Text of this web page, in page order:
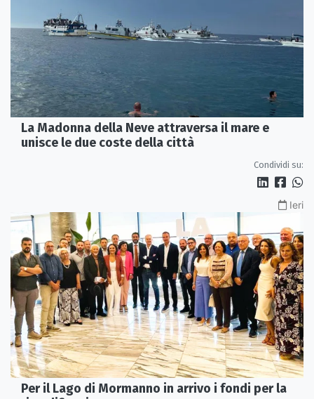
La Madonna della Neve attraversa il mare e
unisce le due coste della città
Condividi su:
Ieri
Per il Lago di Mormanno in arrivo i fondi per la